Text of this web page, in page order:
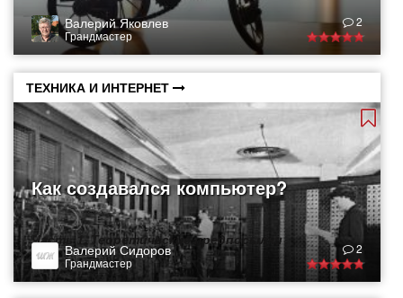
Валерий Яковлев
Грандмастер
2
ТЕХНИКА И ИНТЕРНЕТ
Как создавался компьютер?
Часть 1. Теоретические предпосылки
Валерий Сидоров
Грандмастер
2